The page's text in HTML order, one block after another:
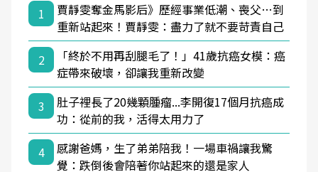
1
賈靜雯奪金馬影后》歷經事業低潮、喪父…到
重新站起來！賈靜雯：盡力了就不要苛責自己
2
「終於不用再刮腿毛了！」41歲抗癌女模：癌
症帶來破壞，卻讓我重新改變
3
肚子裡長了20幾顆腫瘤...李開復17個月抗癌成
功：從前的我，活得太用力了
4
感謝爸媽，生了弟弟陪我！一場車禍讓我驚
覺：跌倒後會陪著你站起來的還是家人